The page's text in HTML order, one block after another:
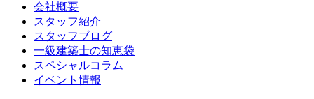
会社概要
スタッフ紹介
スタッフブログ
一級建築士の知恵袋
スペシャルコラム
イベント情報